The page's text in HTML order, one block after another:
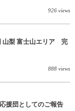
926 views
山梨 富士山エリア 完
888 views
援団としてのご報告